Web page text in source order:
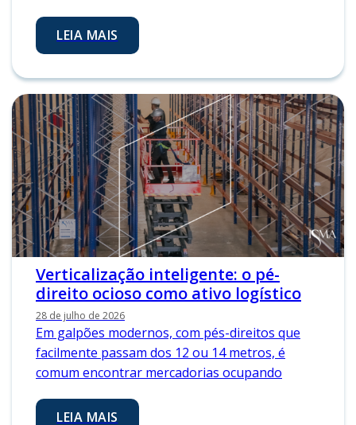
LEIA MAIS
Verticalização inteligente: o pé-
direito ocioso como ativo logístico
28 de julho de 2026
Em galpões modernos, com pés-direitos que
facilmente passam dos 12 ou 14 metros, é
comum encontrar mercadorias ocupando
LEIA MAIS